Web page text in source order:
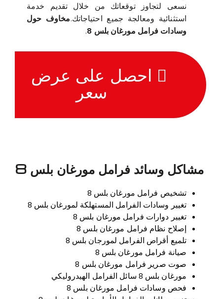
نسعى لتجاوز توقعاتك من خلال تقديم خدمة
استثنائية ومعالجة جميع احتياجاتك.مخاوف حول
وسادات فرامل مورغان بلس 8
.
احصل على عرض
سعر
مشاكل وسائد فرامل مورغان بلس 8
تشخيص فرامل مورغان بلس 8
تغيير وسادات الفرامل المستهلكة لمورغان بلس 8
تغيير دوارات فرامل مورغان بلس 8
إصلاح نظام فرامل مورغان بلس 8
تلميع أقراص الفرامل لمورجان بلس 8
صيانة فرامل مورغان بلس 8
صوت صرير فرامل مورغان بلس 8
مورغان بلس 8 سائل الفرامل الهيدروليكي
فحص وسادات فرامل مورغان بلس 8